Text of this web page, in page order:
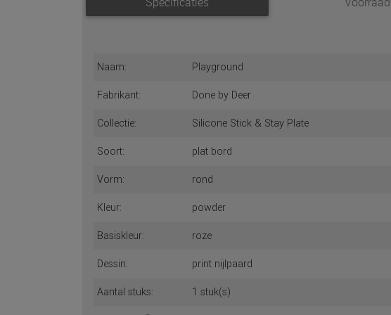
Naam: Playground
Fabrikant: Done by Deer
Collectie: Silicone Stick & Stay Plate
Soort: plat bord
Vorm: rond
Kleur: powder
Basiskleur: roze
Dessin: print nijlpaard
Aantal stuks: 1 stuk(s)